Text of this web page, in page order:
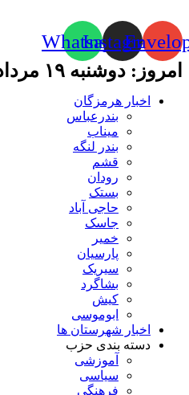
Instagram
Whatsapp
امروز: دوشنبه ۱۹ مرداد ۱۴۰۵
اخبار هرمزگان
بندرعباس
میناب
بندر لنگه
قشم
رودان
بستک
حاجی آباد
جاسک
خمیر
پارسیان
سیریک
بشاگرد
کیش
ابوموسی
اخبار شهرستان ها
دسته بندی حزب
آموزشی
سیاسی
فرهنگی